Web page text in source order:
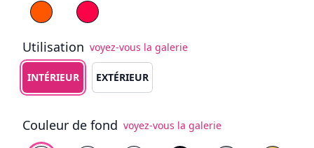
Orange
Rouge
Utilisation voyez-vous la galerie
Choisissez le type d'utilisation
INTÉRIEUR EXTÉRIEUR
Couleur de fond voyez-vous la galerie